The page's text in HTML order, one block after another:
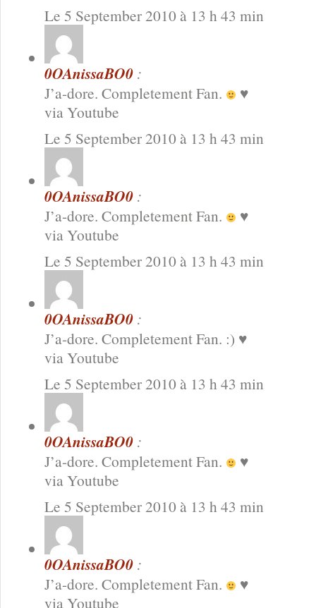
Le 5 September 2010 à 13 h 43 min
0OAnissaBO0 :
J’a-dore. Completement Fan.
♥
via Youtube
Le 5 September 2010 à 13 h 43 min
0OAnissaBO0 :
J’a-dore. Completement Fan.
♥
via Youtube
Le 5 September 2010 à 13 h 43 min
0OAnissaBO0 :
J’a-dore. Completement Fan. :) ♥
via Youtube
Le 5 September 2010 à 13 h 43 min
0OAnissaBO0 :
J’a-dore. Completement Fan.
♥
via Youtube
Le 5 September 2010 à 13 h 43 min
0OAnissaBO0 :
J’a-dore. Completement Fan.
♥
via Youtube